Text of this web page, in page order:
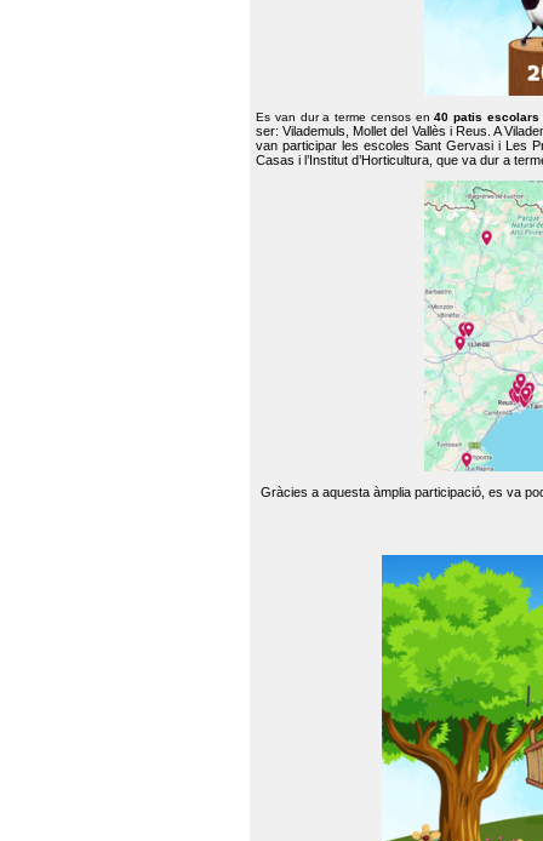
Es van dur a terme censos en40 patis escolars
ser: Vilademuls, Mollet del Vallès i Reus. A
van participar les escoles Sant Gervasi i Les
Casas i l’Institut d’Horticultura, que va dur a
Gràcies a aquesta àmplia participació, es va